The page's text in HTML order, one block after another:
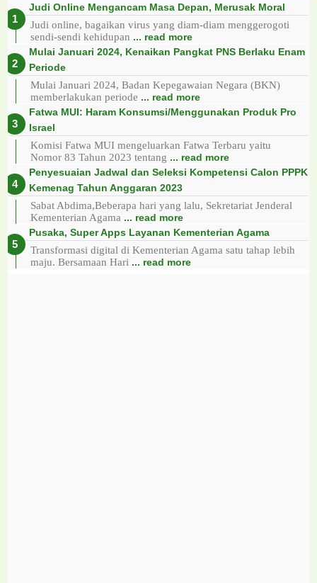
Judi Online Mengancam Masa Depan, Merusak Moral
Judi online, bagaikan virus yang diam-diam menggerogoti
sendi-sendi kehidupan ... read more
Mulai Januari 2024, Kenaikan Pangkat PNS Berlaku Enam
Periode
Mulai Januari 2024, Badan Kepegawaian Negara (BKN)
memberlakukan periode ... read more
Fatwa MUI: Haram Konsumsi/Menggunakan Produk Pro
Israel
Komisi Fatwa MUI mengeluarkan Fatwa Terbaru yaitu
Nomor 83 Tahun 2023 tentang ... read more
Penyesuaian Jadwal dan Seleksi Kompetensi Calon PPPK
Kemenag Tahun Anggaran 2023
Sabat Abdima,Beberapa hari yang lalu, Sekretariat Jenderal
Kementerian Agama ... read more
Pusaka, Super Apps Layanan Kementerian Agama
Transformasi digital di Kementerian Agama satu tahap lebih
maju. Bersamaan Hari ... read more